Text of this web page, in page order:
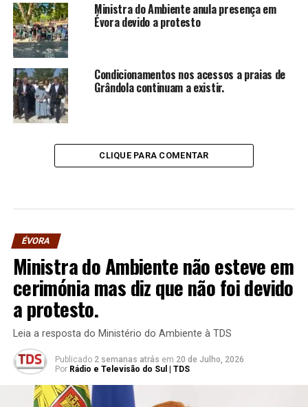
Ministra do Ambiente anula presença em
Évora devido a protesto
Condicionamentos nos acessos a praias de
Grândola continuam a existir.
CLIQUE PARA COMENTAR
ÉVORA
Ministra do Ambiente não esteve em
cerimónia mas diz que não foi devido
a protesto.
Leia a resposta do Ministério do Ambiente à TDS
Publicado 2 semanas atrás em 20 de Julho, 2026
Por Rádio e Televisão do Sul | TDS